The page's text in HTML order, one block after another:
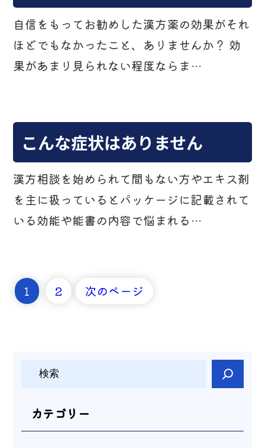
自信をもってお勧めした漢方薬の効果がそれ
ほどでもなかったこと、ありませんか？ 効
果があまり見られない程度ならま…
こんな症状はありません
漢方相談を始められて間もない方やエキス剤
を主に扱っているとパッケージに記載されて
いる効能や能書の内容で悩まれる…
1 2 次のページ
カテゴリー